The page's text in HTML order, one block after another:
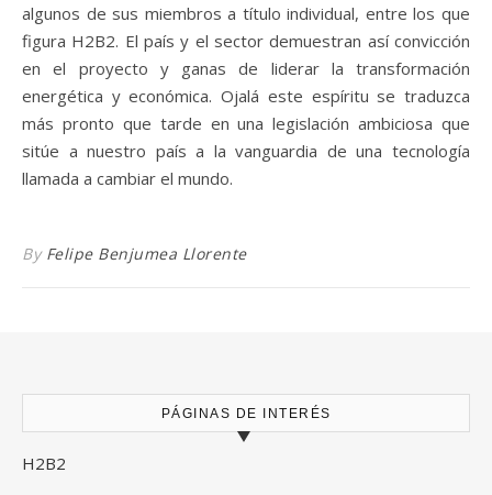
algunos de sus miembros a título individual, entre los que
figura H2B2. El país y el sector demuestran así convicción
en el proyecto y ganas de liderar la transformación
energética y económica. Ojalá este espíritu se traduzca
más pronto que tarde en una legislación ambiciosa que
sitúe a nuestro país a la vanguardia de una tecnología
llamada a cambiar el mundo.
By Felipe Benjumea Llorente
PÁGINAS DE INTERÉS
H2B2